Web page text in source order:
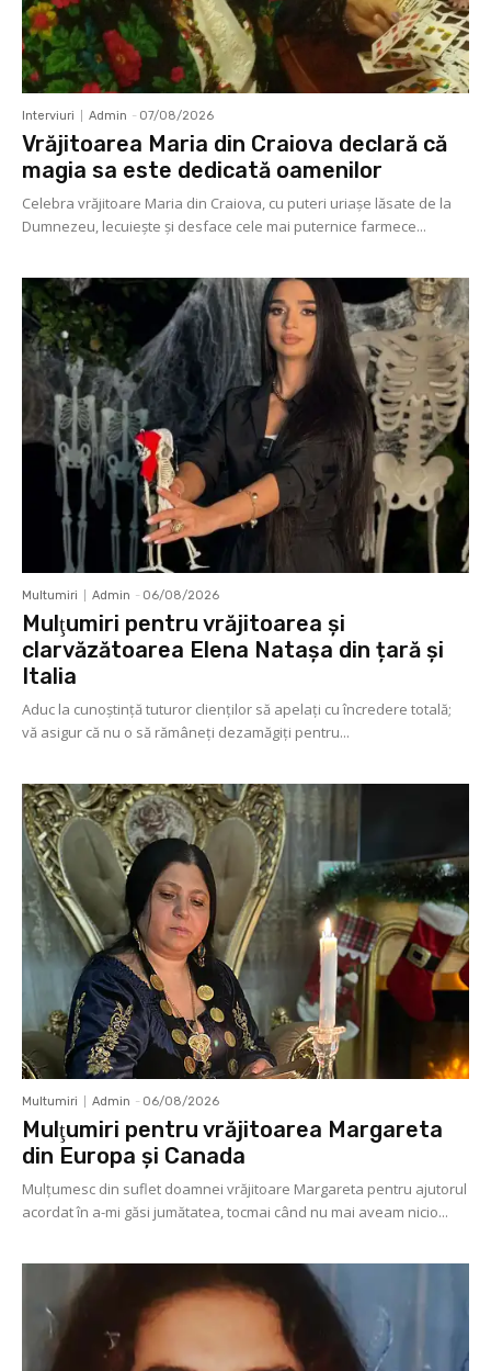
Interviuri Admin - 07/08/2026
Vrăjitoarea Maria din Craiova declară că
magia sa este dedicată oamenilor
Celebra vrăjitoare Maria din Craiova, cu puteri uriașe lăsate de la
Dumnezeu, lecuieşte şi desface cele mai puternice farmece...
Multumiri Admin - 06/08/2026
Mulţumiri pentru vrăjitoarea și
clarvăzătoarea Elena Natașa din țară și
Italia
Aduc la cunoştinţă tuturor clienţilor să apelaţi cu încredere totală;
vă asigur că nu o să rămâneţi dezamăgiţi pentru...
Multumiri Admin - 06/08/2026
Mulţumiri pentru vrăjitoarea Margareta
din Europa și Canada
Mulţumesc din suflet doamnei vrăjitoare Margareta pentru ajutorul
acordat în a-mi găsi jumătatea, tocmai când nu mai aveam nicio...